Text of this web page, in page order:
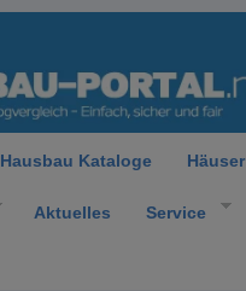
Hausbau Kataloge Häuser
Aktuelles Service